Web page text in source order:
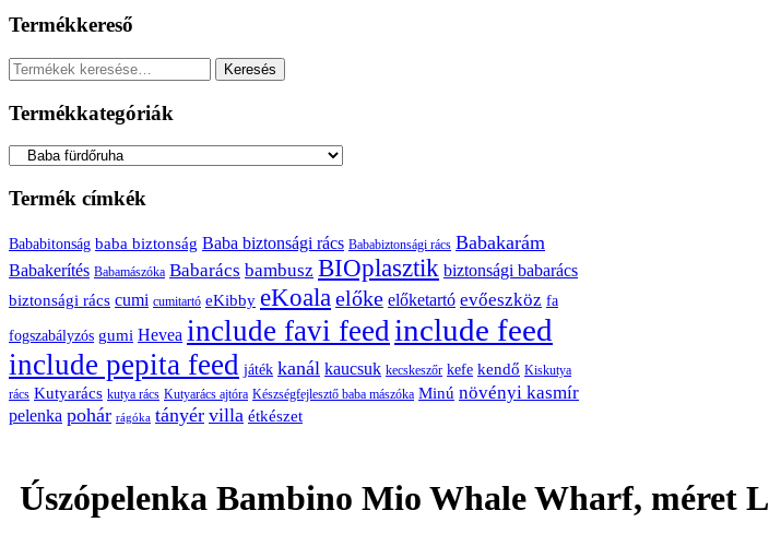
Termékkereső
Keresés
a
következőre:
Keresés
Termékkategóriák
Termék címkék
Bababitonság baba biztonság Baba biztonsági rács Bababiztonsági rács Babakarám
Babakerítés Babamászóka Babarács bambusz BIOplasztik biztonsági babarács
biztonsági rács cumi cumitartó eKibby eKoala előke előketartó evőeszköz fa
fogszabályzós gumi Hevea include favi feed include feed
include pepita feed játék kanál kaucsuk kecskeszőr kefe kendő Kiskutya
rács Kutyarács kutya rács Kutyarács ajtóra Készségfejlesztő baba mászóka Minú növényi kasmír
pelenka pohár rágóka tányér villa étkészet
Úszópelenka Bambino Mio Whale Wharf, méret L